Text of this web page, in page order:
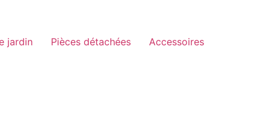
jardin Pièces détachées Accessoires